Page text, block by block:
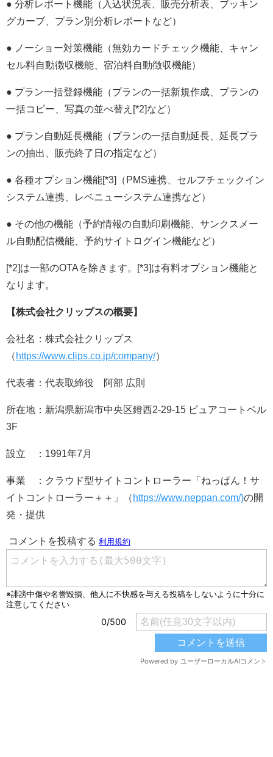
● 分析レポート機能（入込状況表、販売分析表、ブッキン
グカーブ、プラン別分析レポートなど）
● ノーショー対策機能（無効カードチェック機能、キャン
セル料自動徴収機能、宿泊料自動徴収機能）
● プラン一括登録機能（プランの一括新規作成、プランの
一括コピー、写真の並べ替え[*2]など）
● プラン自動延長機能（プランの一括自動延長、延長プラ
ンの抽出、販売終了日の指定など）
● 各種オプション機能[*3]（PMS連携、セルフチェックイン
システム連携、レベニューシステム連携など）
● その他の機能（予約情報の自動印刷機能、サンクスメー
ル自動配信機能、予約サイトログイン機能など）
[*2]は一部のOTAを除きます。[*3]は有料オプション機能と
なります。
【株式会社クリップスの概要】
会社名：株式会社クリップス
（ https://www.clips.co.jp/company/）
代表者：代表取締役 阿部 広則
所在地：新潟県新潟市中央区鐙西2-29-15 ピュアコートベル
3F
設立 ：1991年7月
事業 ：クラウド型サイトコントローラー「ねっぱん！サ
イトコントローラー＋＋」（ https://www.neppan.com/)の開
発・提供